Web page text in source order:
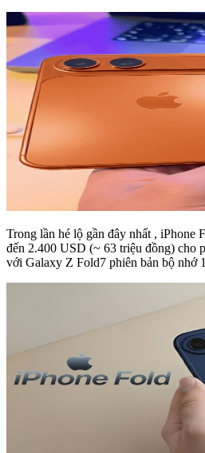
Trong lần hé lộ gần đây nhất , iPhone
đến 2.400 USD (~ 63 triệu đồng) cho
với Galaxy Z Fold7 phiên bản bộ nhớ